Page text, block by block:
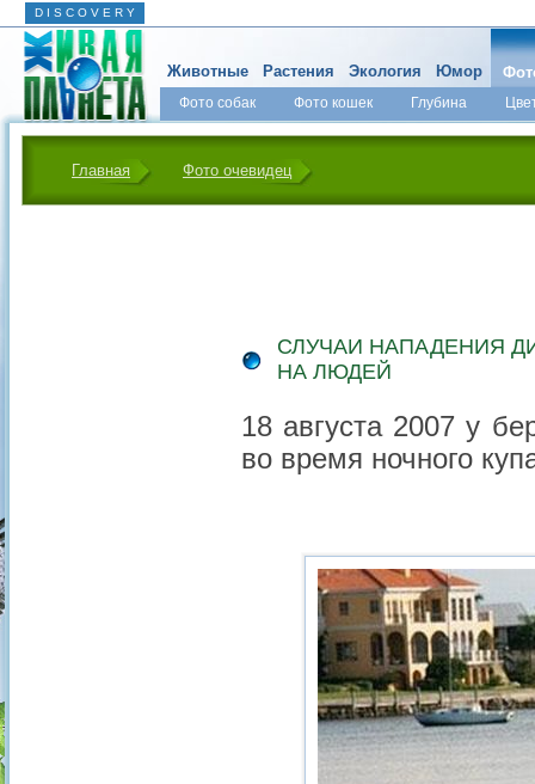
D I S C O V E R Y
Животные Растения Экология Юмор
Фото собак Фото кошек Глубина
Главная Фото очевидец
СЛУЧАИ НАПАДЕНИЯ
НА ЛЮДЕЙ
18 августа 2007 у
во время ночного